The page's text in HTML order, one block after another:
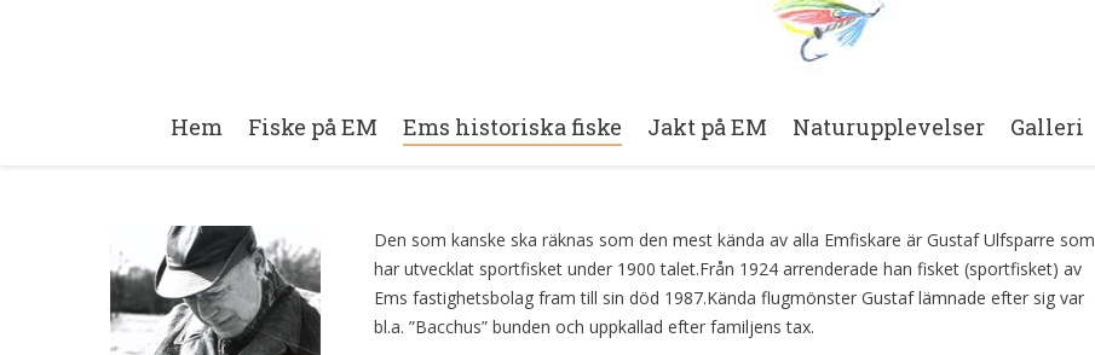
Hem Fiske på EM Ems historiska fiske Jakt på EM Naturupplevelser Galleri
Den som kanske ska räknas som den mest kända av alla Emfiskare är Gustaf Ulfsparre som
har utvecklat sportfisket under 1900 talet.Från 1924 arrenderade han fisket (sportfisket) av
Ems fastighetsbolag fram till sin död 1987.Kända flugmönster Gustaf lämnade efter sig var
bl.a. ”Bacchus” bunden och uppkallad efter familjens tax.